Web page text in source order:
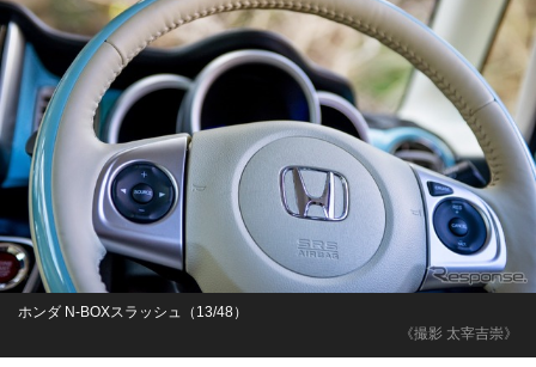
《撮影 太宰吉崇》
ホンダ N-BOXスラッシュ（13/48）